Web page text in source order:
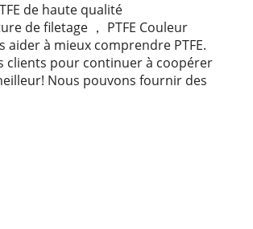
de haute qualité
de filetage ， PTFE Couleur
aider à mieux comprendre PTFE.
clients pour continuer à coopérer
Nous pouvons fournir des